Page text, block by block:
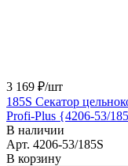
3 169 ₽/шт
185S Секатор
Profi-Plus {4206-53/
В наличии
Арт. 4206-53/185S
В корзину